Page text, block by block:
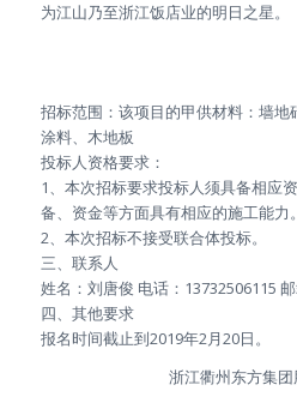
为江山乃至浙江饭店业的明日之星。
招标范围：该项目的甲供材料：墙
涂料、木地板
投标人资格要求：
1、本次招标要求投标人须具备相应
备、资金等方面具有相应的施工能力。
2、本次招标不接受联合体投标。
三、联系人
姓名：刘唐俊 电话：13732506115
四、其他要求
报名时间截止到2019年2月20日。
浙江衢州东方集